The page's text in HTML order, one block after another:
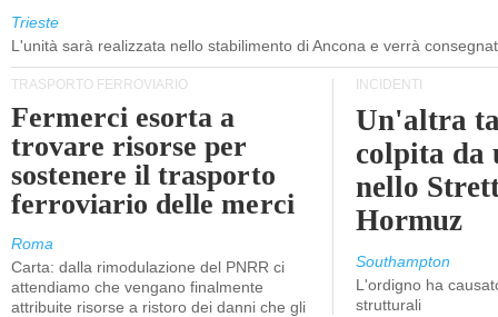
Trieste
L'unità sarà realizzata nello stabilimento di Ancona e verrà
TRASPORTO FERROVIARIO
Fermerci esorta a
trovare risorse per
sostenere il trasporto
ferroviario delle merci
Roma
Carta: dalla rimodulazione del PNRR ci
attendiamo che vengano finalmente
attribuite risorse a ristoro dei danni che gli
INCIDENTI
Un'altra
colpita da
nello
Hormuz
Southampton
L'ordigno ha
strutturali